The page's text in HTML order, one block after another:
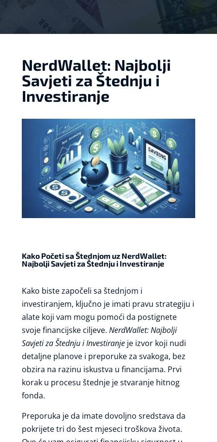
NerdWallet: Najbolji
Savjeti za Štednju i
Investiranje
Kako Početi sa Štednjom uz NerdWallet:
Najbolji Savjeti za Štednju i Investiranje
Kako biste započeli sa štednjom i
investiranjem, ključno je imati pravu strategiju i
alate koji vam mogu pomoći da postignete
svoje financijske ciljeve. NerdWallet: Najbolji
Savjeti za Štednju i Investiranjeje izvor koji nudi
detaljne planove i preporuke za svakoga, bez
obzira na razinu iskustva u financijama. Prvi
korak u procesu štednje je stvaranje hitnog
fonda.
Preporuka je da imate dovoljno sredstava da
pokrijete tri do šest mjeseci troškova života.